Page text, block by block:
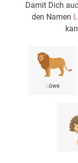
Damit Dich
den Namen
Löwe